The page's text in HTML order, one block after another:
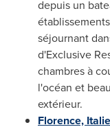
depuis un
séjournant
d'Exclusive
chambres à
l'océan et
extérieur.
Florence, Italie